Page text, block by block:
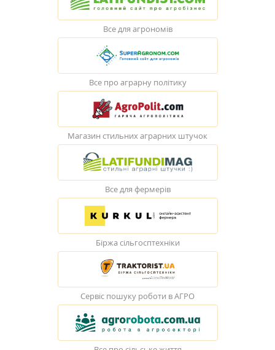
Все для агрономів
Все про аграрну політику
Магазин стильних аграрних штучок
Все для фермерів
Біржа сільгосптехніки
Сервіс пошуку роботи в АГРО